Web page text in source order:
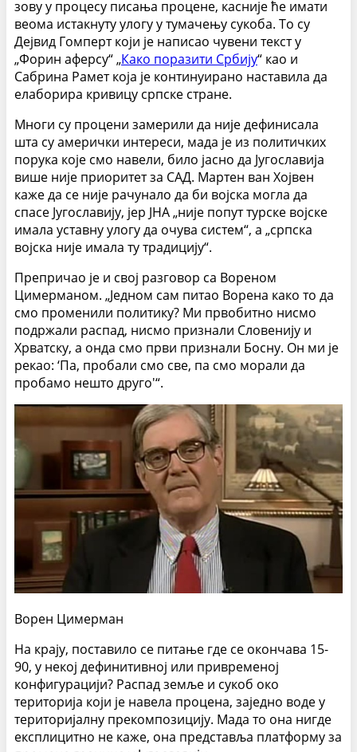
зову у процесу писања процене, касније ће имати
веома истакнуту улогу у тумачењу сукоба. То су
Дејвид Гомперт који је написао чувени текст у
„Форин аферсу“ „Како пора­зити Србију“ као и
Сабрина Рамет која је континуирано наставила да
елаборира кривицу српске стране.
Многи су процени замерили да није дефинисала
шта су амерички интереси, мада је из политичких
порука које смо навели, било јасно да Југославија
више није приоритет за САД. Мартен ван Хојвен
каже да се није рачунало да би војска могла да
спасе Југославију, јер ЈНА „није попут турске војске
имала уставну улогу да очува систем“, а „српска
војска није имала ту традицију“.
Препричао је и свој разговор са Вореном
Цимерманом. „Једном сам питао Ворена како то да
смо променили политику? Ми првобитно нисмо
подржали распад, нисмо признали Словенију и
Хрватску, а онда смо први признали Бос­ну. Он ми је
рекао: ‘Па, пробали смо све, па смо морали да
пробамо нешто друго'“.
Ворен Цимерман
На крају, поставило се питање где се окончава 15-
90, у некој дефинитивној или привременој
конфигурацији? Распад земље и сукоб око
територија који је навела процена, заједно воде у
територијалну прекомпозицију. Мада то она нигде
експлицитно не каже, она представља платформу за